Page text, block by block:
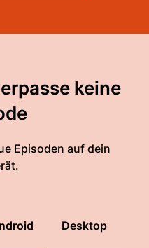
keine
Episoden auf dein
Desktop